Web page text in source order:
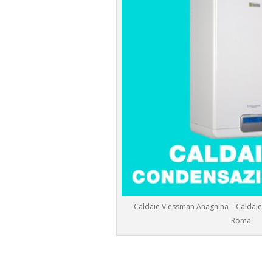
Caldaie Viessman Anagnina –
Roma